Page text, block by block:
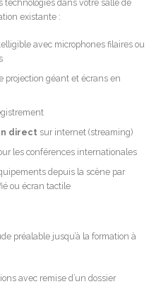
dans votre salle de
existante :
avec microphones filaires ou
projection géant et écrans en
directsur internet (streaming)
les conférences internationales
depuis la scène par
ou écran tactile
préalable jusqu’à la formation à
avec remise d’un dossier